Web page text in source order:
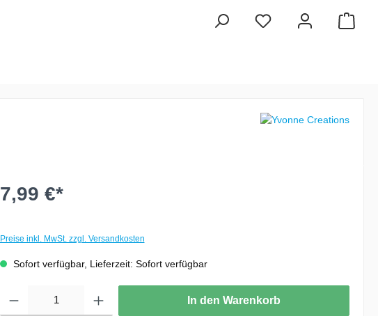
7,99 €*
Preise inkl. MwSt. zzgl. Versandkosten
Sofort verfügbar, Lieferzeit: Sofort verfügbar
In den Warenkorb